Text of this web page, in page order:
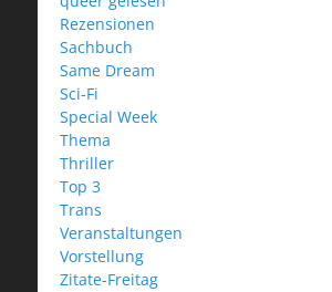
Rezensionen
Sachbuch
Same Dream
Sci-Fi
Special Week
Thema
Thriller
Top 3
Trans
Veranstaltungen
Vorstellung
Zitate-Freitag